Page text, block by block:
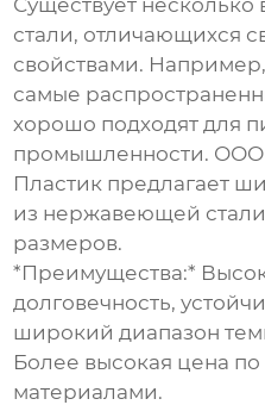
Существует
стали, отличающихся
свойствами. Например,
самые
хорошо подходят для
промышленности. ООО
Пластик предлагает
из нержавеющей
размеров.
*Преимущества:*
долговечность,
широкий диапазон
Более высокая цена
материалами.